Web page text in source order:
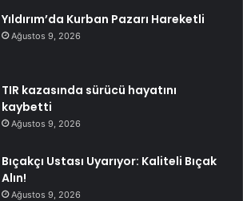
Yıldırım’da Kurban Pazarı Hareketli
Ağustos 9, 2026
TIR kazasında sürücü hayatını
kaybetti
Ağustos 9, 2026
Bıçakçı Ustası Uyarıyor: Kaliteli Bıçak
Alın!
Ağustos 9, 2026